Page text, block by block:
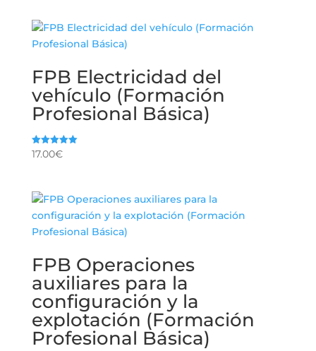
FPB Electricidad del
vehículo (Formación
Profesional Básica)
Valorado
17.00€
FPB Operaciones
auxiliares para la
configuración y la
explotación (Formación
Profesional Básica)